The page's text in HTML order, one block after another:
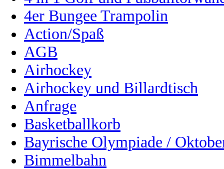
4er Bungee Trampolin
Action/Spaß
AGB
Airhockey
Airhockey und Billardtisch
Anfrage
Basketballkorb
Bayrische Olympiade /
Bimmelbahn